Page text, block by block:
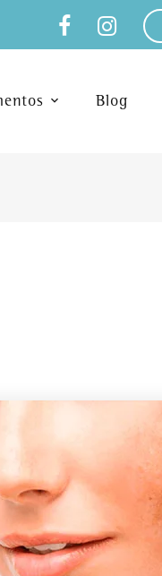
Blog